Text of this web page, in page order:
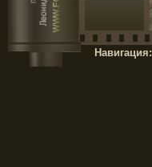
Навигация: